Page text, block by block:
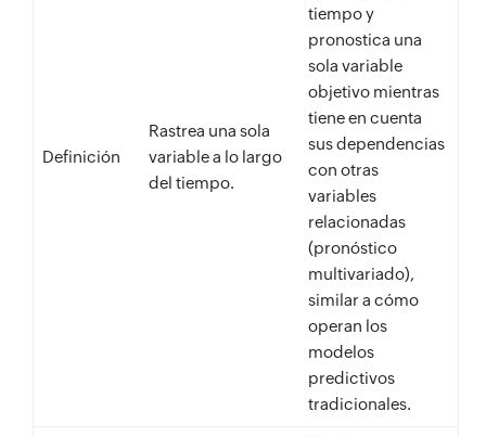
Definición
Rastrea una sola
variable a lo largo
del tiempo.
tiempo y
pronostica una
sola variable
objetivo mientras
tiene en cuenta
sus dependencias
con otras
variables
relacionadas
(pronóstico
multivariado),
similar a cómo
operan los
modelos
predictivos
tradicionales.